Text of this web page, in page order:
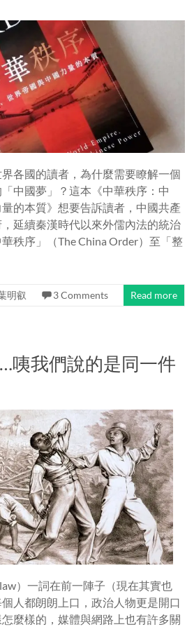
各國的讀者，為什麼需要瞭解一個
中國夢」？這本《中華秩序：中
的本質》想要告訴讀者，中國共產
延續秦漢時代以來外儒內法的統治
秩序」（The China Order）至「整
明叡 3 Comments Read more
咦我們說的是同一件
law）一詞在前一陣子（現在其實也
人都朗朗上口，政治人物更是開口
麼樣的，媒體與網路上也有許多關